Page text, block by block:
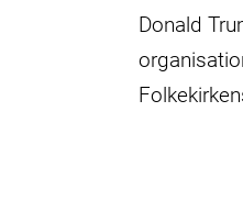
Donald